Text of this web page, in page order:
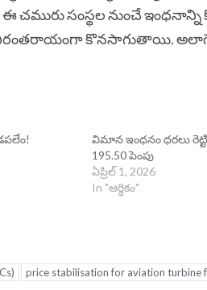
సంస్థల నుంచే
కొనసాగుతాయి.
విమాన ఇంధనం ధరలు
195.50 పెంపు
ఏప్రిల్ 1, 2026
In "ఆర్థికం"
price stabilisation for aviation turbine